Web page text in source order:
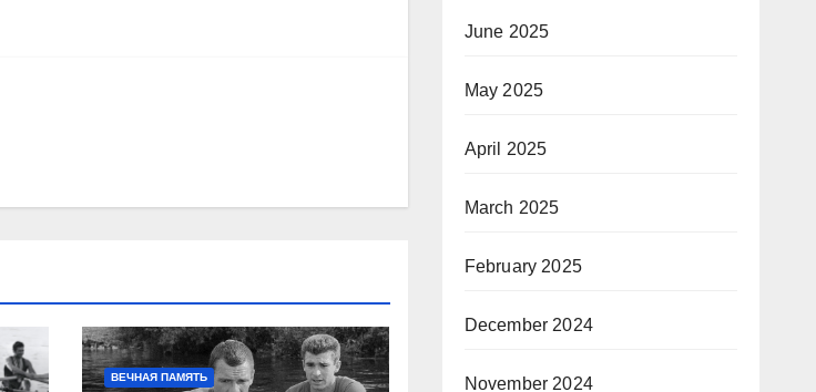
ВЕЧНАЯ ПАМЯТЬ
June 2025
May 2025
April 2025
March 2025
February 2025
December 2024
November 2024